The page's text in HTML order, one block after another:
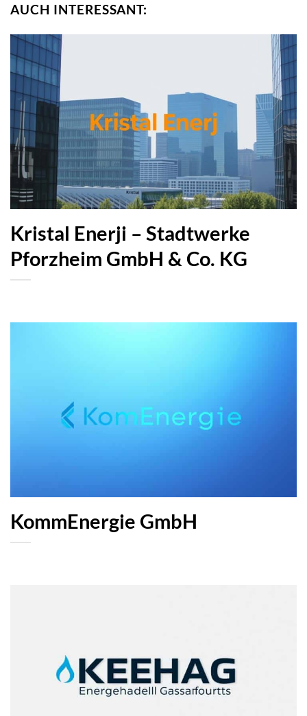
AUCH INTERESSANT:
Kristal Enerji – Stadtwerke
Pforzheim GmbH & Co. KG
KommEnergie GmbH